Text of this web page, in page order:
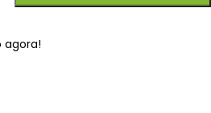
agora!